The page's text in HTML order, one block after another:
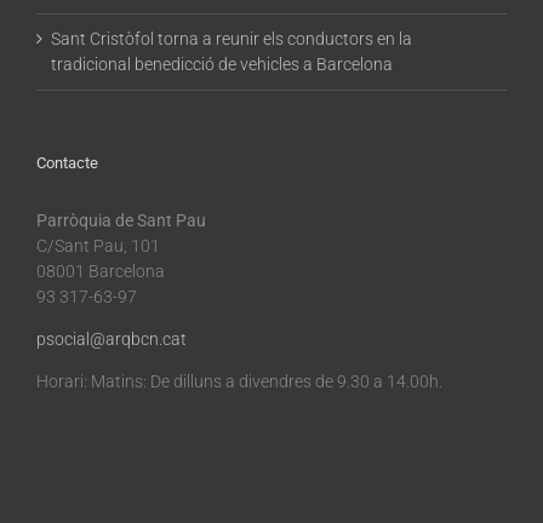
Sant Cristòfol torna a reunir els conductors en la
tradicional benedicció de vehicles a Barcelona
Contacte
Parròquia de Sant Pau
C/Sant Pau, 101
08001 Barcelona
93 317-63-97
psocial@arqbcn.cat
Horari: Matins: De dilluns a divendres de 9.30 a 14.00h.